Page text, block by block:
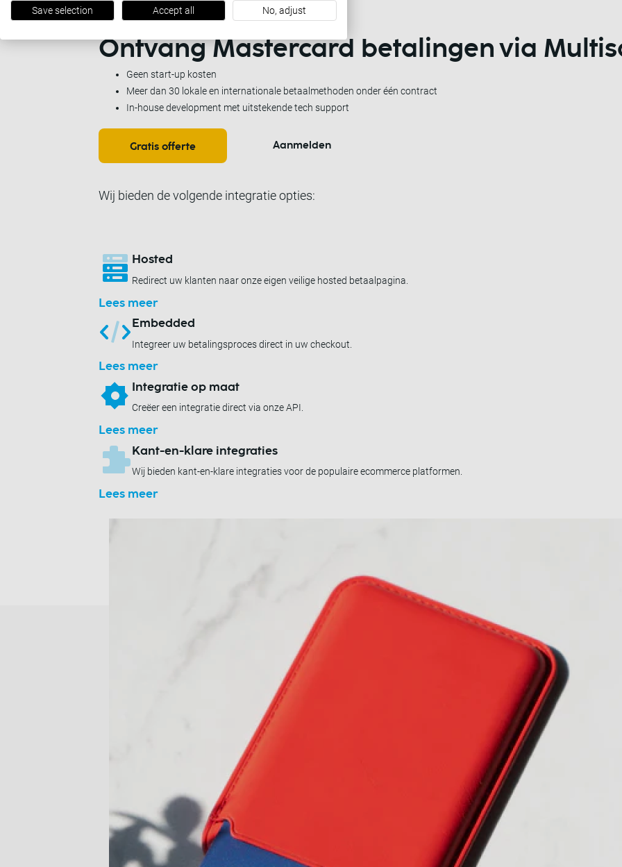
OntvangMastercard betalingen via
Geen start-up kosten
Meer dan 30 lokale en internationale betaalmethoden onder één contract
In-house development met uitstekende tech support
Gratis offerte Aanmelden
Wij bieden de volgende integratie opties:
Hosted
Redirect uw klanten naar onze eigen veilige hosted betaalpagina.
Lees meer
Embedded
Integreer uw betalingsproces direct in uw checkout.
Lees meer
Integratie op maat
Creëer een integratie direct via onze API.
Lees meer
Kant-en-klare integraties
Wij bieden kant-en-klare integraties voor de populaire ecommerce platformen.
Lees meer
Save selection Accept all No, adjust